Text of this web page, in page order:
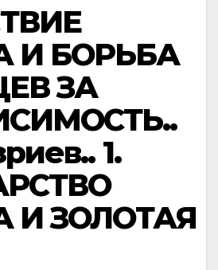
И БОРЬБА
ЗА
1.
И ЗОЛОТАЯ